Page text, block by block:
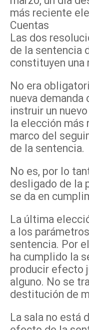
más reciente
Cuentas
Las dos
de la sentencia
constituyen una
No era
nueva
instruir un
la elección más
marco del
de la sentencia.
No es, por lo
desligado de la
se da en
La última
a los
sentencia. Por
ha cumplido la
producir efecto
alguno. No se
destitución de
La sala no está